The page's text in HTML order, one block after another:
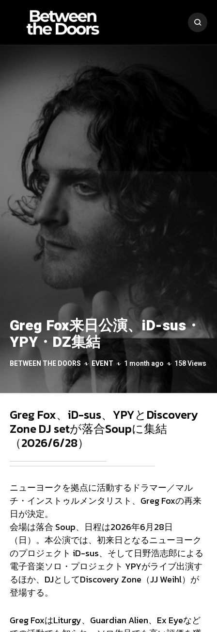
Greg Fox来日公演、iD-sus・
YPY・DZ集結
BETWEEN THE DOORS EVENT 1 month ago 158 Views
Greg Fox、iD-sus、YPYとDiscovery
Zone DJ setが落合Soupに集結
（2026/6/28）
ニューヨークを拠点に活動するドラマー／マル
チ・インストゥルメンタリスト、Greg Foxの再来
日が決定。
会場は落合 Soup、日程は2026年6月28日
（日）。本公演では、初来日となるニューヨーク
のプロジェクト iD-sus、そして日野浩志郎による
電子音楽ソロ・プロジェクト YPYがライブ出演す
るほか、DJとしてDiscovery Zone（JJ Weihl）が
登場する。
Greg FoxはLiturgy、Guardian Alien、Ex Eyeなど